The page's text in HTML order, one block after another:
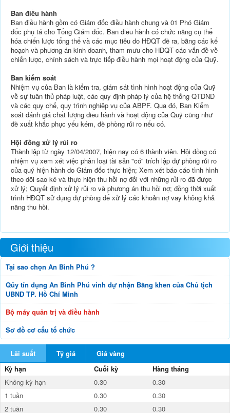
Ban điều hành
Ban điều hành gồm có Giám đốc điều hành chung và 01 Phó Giám
đốc phụ tá cho Tổng Giám đốc. Ban điều hành có chức năng cụ thể
hóa chiến lược tổng thể và các mục tiêu do HĐQT đề ra, bằng các kế
hoạch và phương án kinh doanh, tham mưu cho HĐQT các vấn đề về
chiến lược, chính sách và trực tiếp điều hành mọi hoạt động của Quỹ.
Ban kiểm soát
Nhiệm vụ của Ban là kiểm tra, giám sát tình hình hoạt động của Quỹ
về sự tuân thủ pháp luật, các quy định pháp lý của hệ thống QTDND
và các quy chế, quy trình nghiệp vụ của ABPF. Qua đó, Ban Kiểm
soát đánh giá chất lượng điều hành và hoạt động của Quỹ cũng như
đề xuất khắc phục yếu kém, đề phòng rủi ro nếu có.
Hội đồng xử lý rủi ro
Thành lập từ ngày 12/04/2007, hiện nay có 6 thành viên. Hội đồng có
nhiệm vụ xem xét việc phân loại tài sản "có" trích lập dự phòng rủi ro
của quý hiện hành do Giám đốc thực hiện; Xem xét báo cáo tình hình
theo dõi sao kê và thực hiện thu hồi nợ đối với những rủi ro đã được
xử lý; Quyết định xử lý rủi ro và phương án thu hồi nợ; đồng thời xuất
trình HĐQT sử dụng dự phòng để xử lý các khoản nợ vay không khả
năng thu hồi.
Giới thiệu
Tại sao chọn An Bình Phú ?
Qũy tín dụng An Bình Phú vinh dự nhận Bằng khen của Chủ tịch
UBND TP. Hồ Chí Minh
Bộ máy quản trị và điều hành
Sơ đồ cơ cấu tổ chức
Lãi suất Tỷ giá
Giá vàng
Kỳ hạn
Cuối kỳ
Hàng tháng
Không kỳ hạn
0.30
0.30
1 tuần
0.30
0.30
2 tuần
0.30
0.30